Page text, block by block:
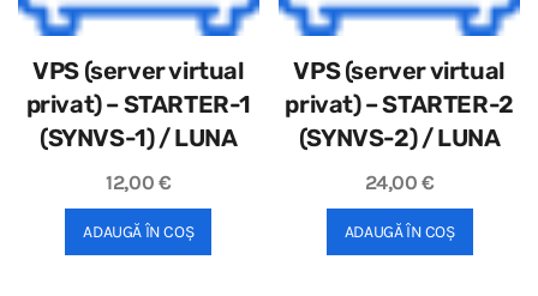
VPS (server virtual
privat) – STARTER-1
(SYNVS-1) / LUNA
12,00 €
ADAUGĂ ÎN COȘ
VPS (server virtual
privat) – STARTER-2
(SYNVS-2) / LUNA
24,00€
ADAUGĂ ÎN COȘ